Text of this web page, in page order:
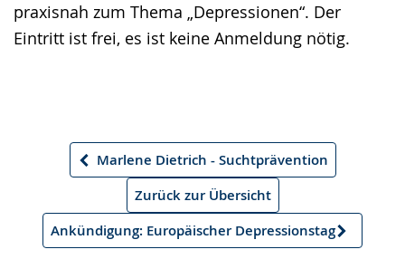
praxisnah zum Thema „Depressionen“. Der
Eintritt ist frei, es ist keine Anmeldung nötig.
Vorheriger
Marlene Dietrich - Suchtprävention
Zurück zur Übersicht
Ankündigung: Europäischer Depressionstag
Nächster